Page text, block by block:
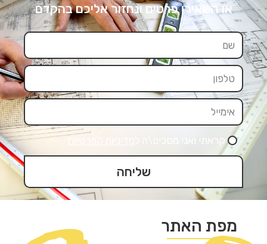
או השאירו פרטים ונחזור אליכם בהקדם
קראתי ואני מסכים\ה ל
שליחה
מפת האתר